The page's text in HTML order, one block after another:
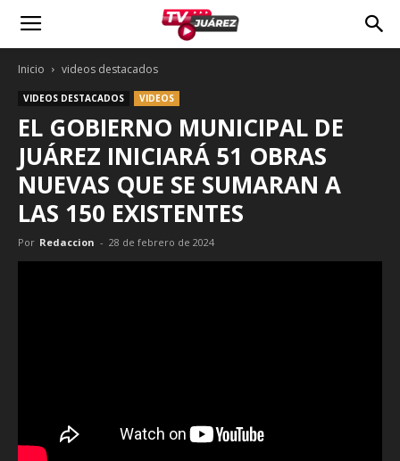
Inicio videos destacados
VIDEOS DESTACADOS VIDEOS
EL GOBIERNO MUNICIPAL DE
JUÁREZ INICIARÁ 51 OBRAS
NUEVAS QUE SE SUMARAN A
LAS 150 EXISTENTES
Por Redaccion - 28 de febrero de 2024